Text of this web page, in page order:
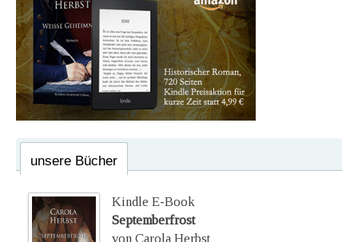
unsere Bücher
Kindle E-Book
Septemberfrost
von Carola Herbst